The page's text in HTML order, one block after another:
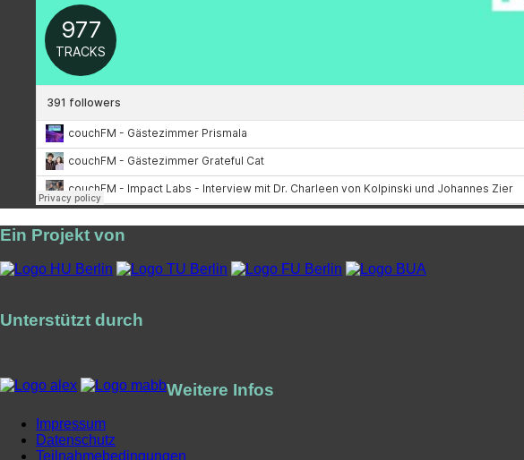
Ein Projekt von
Unterstützt durch
Weitere Infos
Impressum
Datenschutz
Teilnahmebedingungen